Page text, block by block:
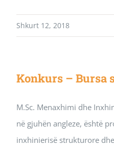
Shkurt 12, 2018
Konkurs –
M.Sc. Menaxhimi dhe
në gjuhën angleze, është
inxhinierisë strukturore